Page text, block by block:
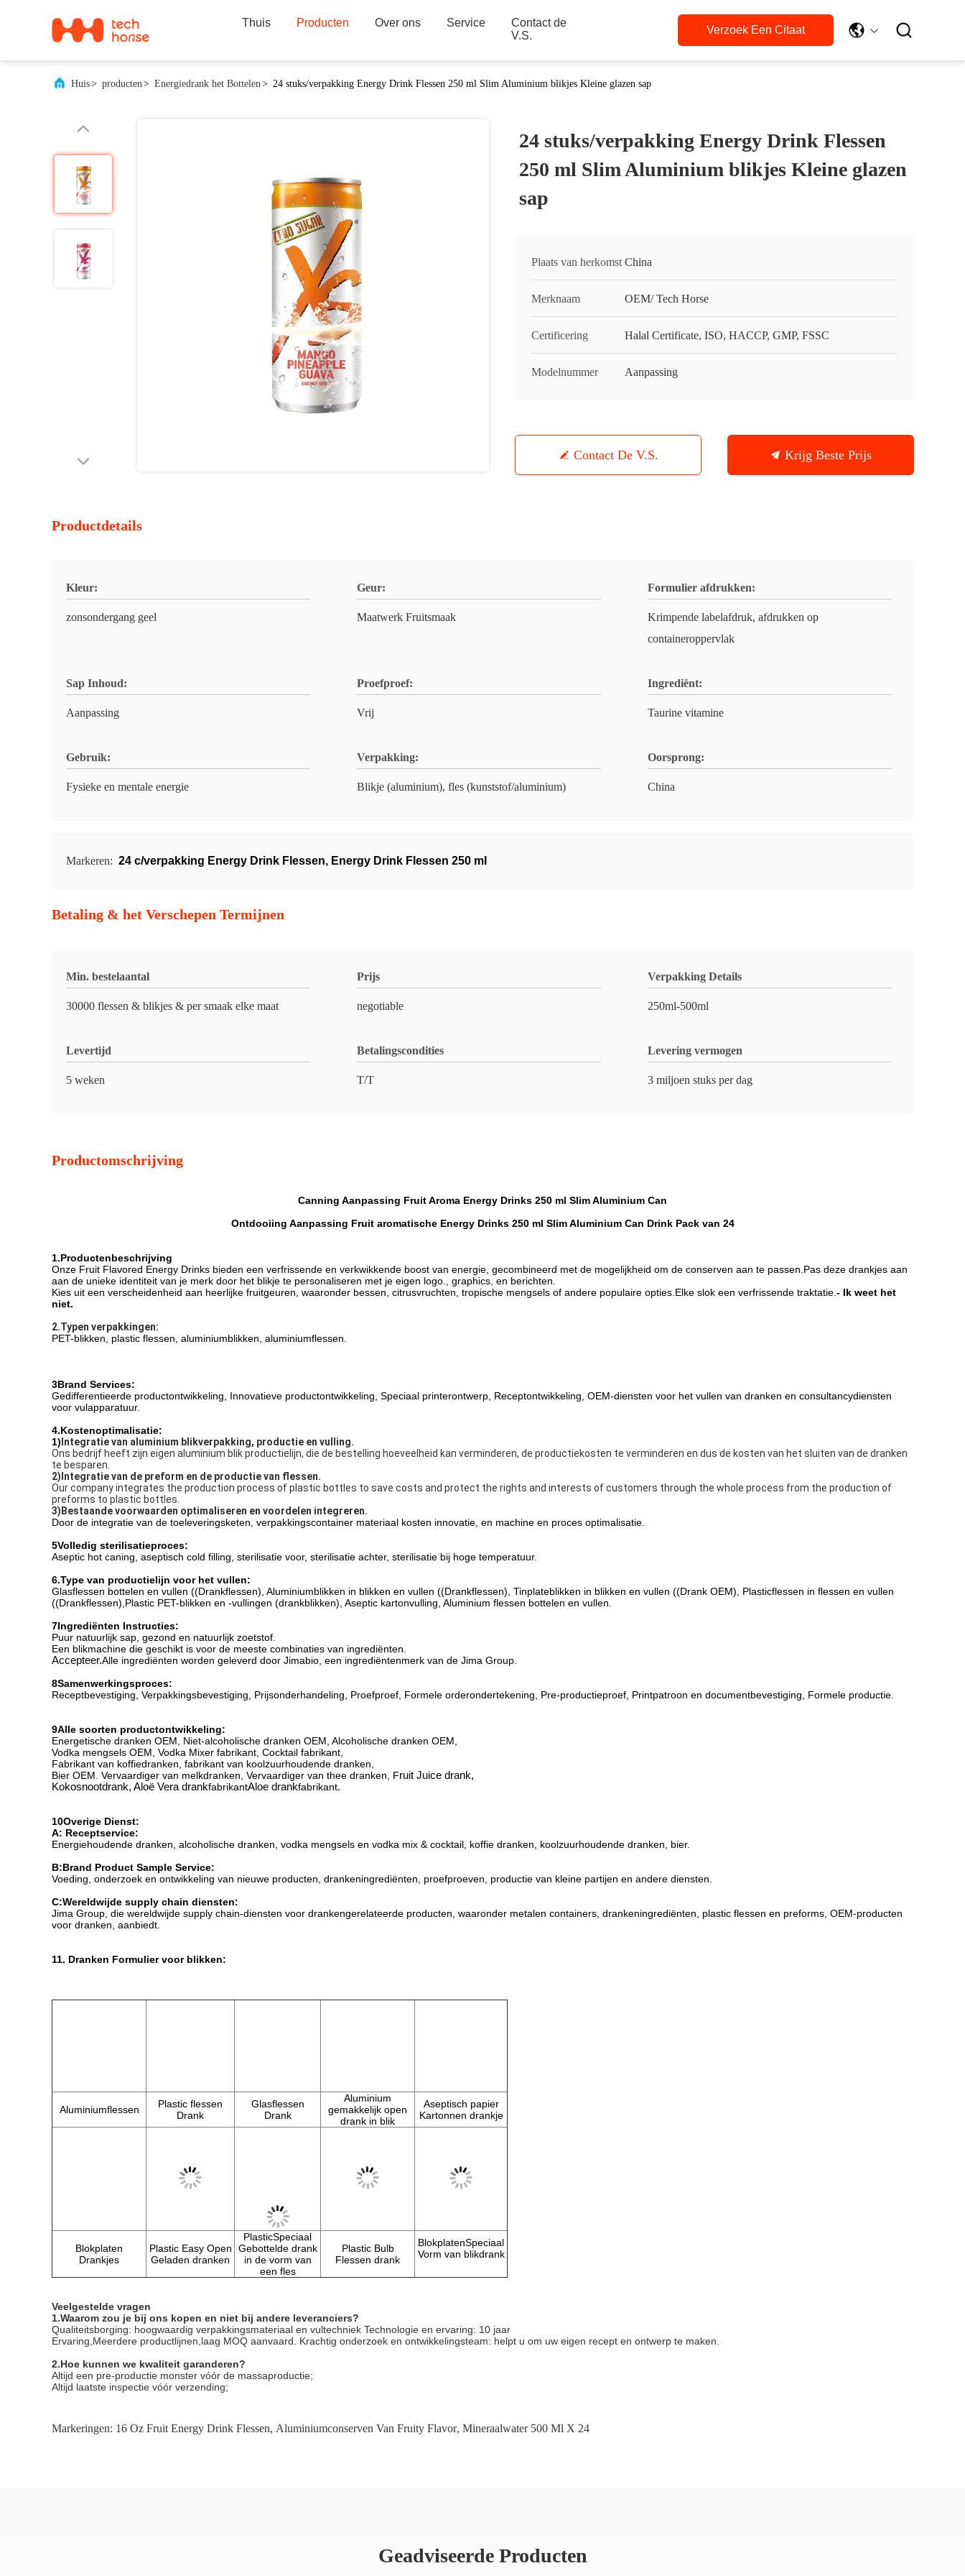
Thuis Producten Over ons Service
Contact de
V.S.
Verzoek Een Citaat 
Huis> producten> Energiedrank het Bottelen> 24 stuks/verpakking Energy Drink Flessen 250 ml Slim Aluminium blikjes Kleine glazen sap
24 stuks/verpakking Energy Drink Flessen
250 ml Slim Aluminium blikjes Kleine glazen
sap
Plaats van herkomst China
Merknaam OEM/ Tech Horse
Certificering Halal Certificate, ISO, HACCP, GMP, FSSC
Modelnummer Aanpassing
Contact De V.S. Krijg Beste Prijs
Productdetails
Kleur:
zonsondergang geel
Geur:
Maatwerk Fruitsmaak
Formulier afdrukken:
Krimpende labelafdruk, afdrukken op
containeroppervlak
Sap Inhoud:
Aanpassing
Proefproef:
Vrij
Ingrediënt:
Taurine vitamine
Gebruik:
Fysieke en mentale energie
Verpakking:
Blikje (aluminium), fles (kunststof/aluminium)
Oorsprong:
China
Markeren: 24 c/verpakking Energy Drink Flessen, Energy Drink Flessen 250 ml
Betaling & het Verschepen Termijnen
Min. bestelaantal
30000 flessen & blikjes & per smaak elke maat
Prijs
negotiable
Verpakking Details
250ml-500ml
Levertijd
5 weken
Betalingscondities
T/T
Levering vermogen
3 miljoen stuks per dag
Productomschrijving
Canning Aanpassing Fruit Aroma Energy Drinks 250 ml Slim Aluminium Can
Ontdooiing Aanpassing Fruit aromatische Energy Drinks 250 ml Slim Aluminium Can Drink Pack van 24
1.Productenbeschrijving
Onze Fruit Flavored Energy Drinks bieden een verfrissende en verkwikkende boost van energie, gecombineerd met de mogelijkheid om de conserven aan te passen.Pas deze drankjes aan
aan de unieke identiteit van je merk door het blikje te personaliseren met je eigen logo., graphics, en berichten.
Kies uit een verscheidenheid aan heerlijke fruitgeuren, waaronder bessen, citrusvruchten, tropische mengsels of andere populaire opties.Elke slok een verfrissende traktatie. - Ik weet het
niet.
2.Typen verpakkingen:
PET-blikken, plastic flessen, aluminiumblikken, aluminiumflessen.
3Brand Services:
Gedifferentieerde productontwikkeling, Innovatieve productontwikkeling, Speciaal printerontwerp, Receptontwikkeling, OEM-diensten voor het vullen van dranken en consultancydiensten
voor vulapparatuur.
4.Kostenoptimalisatie:
1) Integratie van aluminium blikverpakking, productie en vulling.
Ons bedrijf heeft zijn eigen aluminium blik productielijn, die de bestelling hoeveelheid kan verminderen, de productiekosten te verminderen en dus de kosten van het sluiten van de dranken
te besparen.
2)Integratie van de preform en de productie van flessen.
Our company integrates the production process of plastic bottles to save costs and protect the rights and interests of customers through the whole process from the production of
preforms to plastic bottles.
3)Bestaande voorwaarden optimaliseren en voordelen integreren.
Door de integratie van de toeleveringsketen, verpakkingscontainer materiaal kosten innovatie, en machine en proces optimalisatie.
5Volledig sterilisatieproces:
Aseptic hot caning, aseptisch cold filling, sterilisatie voor, sterilisatie achter, sterilisatie bij hoge temperatuur.
6.Type van productielijn voor het vullen:
Glasflessen bottelen en vullen ((Drankflessen), Aluminiumblikken in blikken en vullen ((Drankflessen), Tinplateblikken in blikken en vullen ((Drank OEM), Plasticflessen in flessen en vullen
((Drankflessen),Plastic PET-blikken en -vullingen (drankblikken), Aseptic kartonvulling, Aluminium flessen bottelen en vullen.
7Ingrediënten Instructies:
Puur natuurlijk sap, gezond en natuurlijk zoetstof.
Een blikmachine die geschikt is voor de meeste combinaties van ingrediënten.
Accepteer.Alle ingrediënten worden geleverd door Jimabio, een ingrediëntenmerk van de Jima Group.
8Samenwerkingsproces:
Receptbevestiging, Verpakkingsbevestiging, Prijsonderhandeling, Proefproef, Formele orderondertekening, Pre-productieproef, Printpatroon en documentbevestiging, Formele productie.
9Alle soorten productontwikkeling:
Energetische dranken OEM, Niet-alcoholische dranken OEM, Alcoholische dranken OEM,
Vodka mengsels OEM, Vodka Mixer fabrikant, Cocktail fabrikant,
Fabrikant van koffiedranken, fabrikant van koolzuurhoudende dranken,
Bier OEM. Vervaardiger van melkdranken, Vervaardiger van thee dranken, Fruit Juice drank,
Kokosnootdrank, Aloë Vera drankfabrikantAloe drankfabrikant.
10Overige Dienst:
A: Receptservice:
Energiehoudende dranken, alcoholische dranken, vodka mengsels en vodka mix & cocktail, koffie dranken, koolzuurhoudende dranken, bier.
B:Brand Product Sample Service:
Voeding, onderzoek en ontwikkeling van nieuwe producten, drankeningrediënten, proefproeven, productie van kleine partijen en andere diensten.
C:Wereldwijde supply chain diensten:
Jima Group, die wereldwijde supply chain-diensten voor drankengerelateerde producten, waaronder metalen containers, drankeningrediënten, plastic flessen en preforms, OEM-producten
voor dranken, aanbiedt.
11. Dranken Formulier voor blikken:
Aluminiumflessen
Plastic flessen
Drank
Glasflessen
Drank
Aluminium
gemakkelijk open
drank in blik
Aseptisch papier
Kartonnen drankje
Blokplaten
Drankjes
Plastic Easy Open
Geladen dranken
PlasticSpeciaal
Gebottelde drank
in de vorm van
een fles
Plastic Bulb
Flessen drank
BlokplatenSpeciaal
Vorm van blikdrank
Veelgestelde vragen
1.Waarom zou je bij ons kopen en niet bij andere leveranciers?
Qualiteitsborging: hoogwaardig verpakkingsmateriaal en vultechniek Technologie en ervaring: 10 jaar
Ervaring,Meerdere productlijnen,laag MOQ aanvaard. Krachtig onderzoek en ontwikkelingsteam: helpt u om uw eigen recept en ontwerp te maken.
2.Hoe kunnen we kwaliteit garanderen?
Altijd een pre-productie monster vóór de massaproductie;
Altijd laatste inspectie vóór verzending;
Markeringen: 16 Oz Fruit Energy Drink Flessen, Aluminiumconserven Van Fruity Flavor, Mineraalwater 500 Ml X 24
Geadviseerde Producten